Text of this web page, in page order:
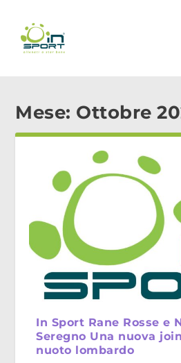
Mese: Ottobre
In Sport Rane Rosse e
Seregno Una nuova
nuoto lombardo